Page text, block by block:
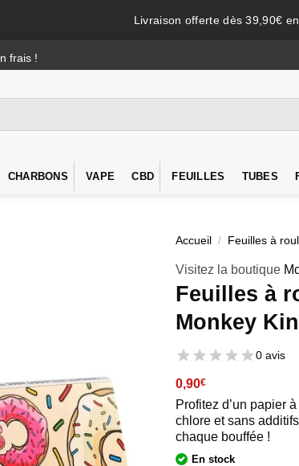
Livraison offerte dès 39,90€
frais !
CHARBONS VAPE CBD FEUILLES TUBES
Accueil / Feuilles à
Visitez la boutique
Feuilles à
Monkey
0 avis
0,90€
Profitez d’un papier
chlore et sans
chaque bouffée !
En stock